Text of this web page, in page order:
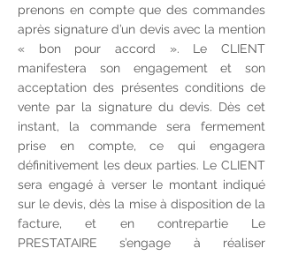
prenons en compte que des commandes
après signature d’un devis avec la mention
« bon pour accord ». Le CLIENT
manifestera son engagement et son
acceptation des présentes conditions de
vente par la signature du devis. Dès cet
instant, la commande sera fermement
prise en compte, ce qui engagera
définitivement les deux parties. Le CLIENT
sera engagé à verser le montant indiqué
sur le devis, dès la mise à disposition de la
facture, et en contrepartie Le
PRESTATAIRE s’engage à réaliser